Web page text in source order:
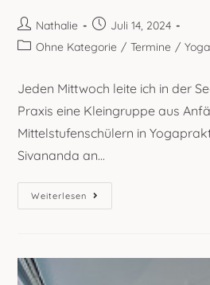
Beitrags-
Autor:
Nathalie
Beitrag
veröffentlicht:
Juli 14, 2024
Beitrags-
Ohne Kategorie / Termine / Yoga
Jeden Mittwoch leite ich in der
Praxis eine Kleingruppe aus
Mittelstufenschülern in
Sivananda an...
Weiterlesen Yoga
Für